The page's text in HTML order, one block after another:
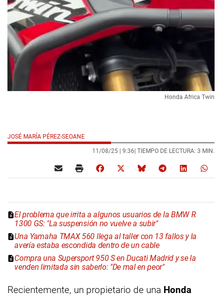
Honda Africa Twin
JOSÉ MARÍA PÉREZ-SEOANE
11/08/25 | 9:36| TIEMPO DE LECTURA: 3 MIN.
El problema que irrita a algunos usuarios de la BMW R
1300 GS: "La suspensión no vuelve a subir"
Una Yamaha TMAX 560 llega al taller con 13 fallos y la
avería estaba escondida dentro de un cable
Compra una Supersport 950 S en Ducati Madrid y se la
venden limitada sin saberlo: "De mal en peor"
Recientemente, un propietario de una Honda